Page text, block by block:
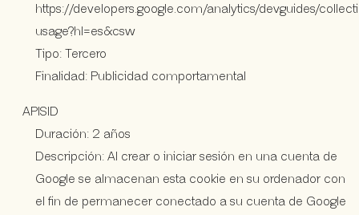
https://developers.google.com/analytics/devguides/
usage?hl=es&csw
Tipo: Tercero
Finalidad: Publicidad comportamental
APISID
Duración: 2 años
Descripción: Al crear o iniciar sesión en una cuenta de
Google se almacenan esta cookie en su ordenador con
el fin de permanecer conectado a su cuenta de Google